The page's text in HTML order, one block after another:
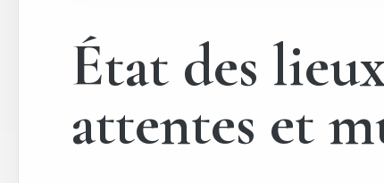
État des
attentes et